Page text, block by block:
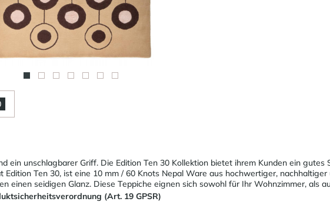
ein unschlagbarer Griff. Die Edition Ten 30 Kollektion bietet ihrem Kunden ein
Edition Ten 30, ist eine 10 mm / 60 Knots Nepal Ware aus hochwertiger,
einen seidigen Glanz. Diese Teppiche eignen sich sowohl für Ihr Wohnzimmer, als
(Art. 19 GPSR)